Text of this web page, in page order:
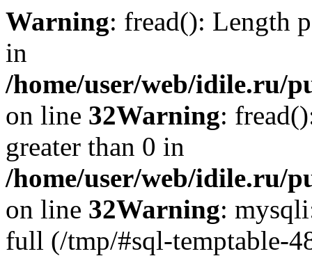
Warning: fread(): Length
in
/home/user/web/idile.ru/
on line 32Warning:
greater than 0 in
/home/user/web/idile.ru/
on line 32Warning:
full (/tmp/#sql-temptable-